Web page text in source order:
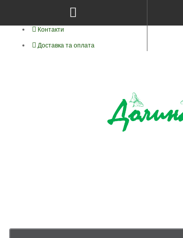
Контакти
Доставка та оплата